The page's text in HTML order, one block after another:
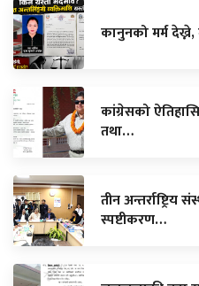
कानुनको मर्म
कांग्रेसको
तथा…
तीन
स्पष्टीकरण…